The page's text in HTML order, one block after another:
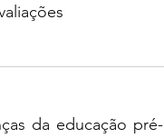
da educação pré-